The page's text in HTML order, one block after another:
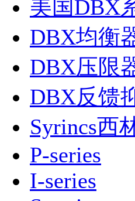
美国DBX
DBX均衡
DBX压限
DBX反馈
Syrincs西
P-series
I-series